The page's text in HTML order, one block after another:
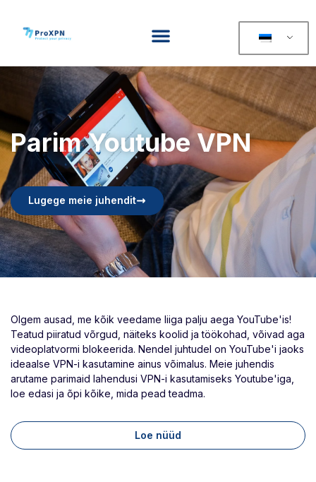
Parim Youtube VPN
Lugege meie juhendit
Olgem ausad, me kõik veedame liiga palju aega YouTube'is!
Teatud piiratud võrgud, näiteks koolid ja töökohad, võivad aga
videoplatvormi blokeerida. Nendel juhtudel on YouTube'i jaoks
ideaalse VPN-i kasutamine ainus võimalus. Meie juhendis
arutame parimaid lahendusi VPN-i kasutamiseks Youtube'iga,
loe edasi ja õpi kõike, mida pead teadma.
Loe nüüd